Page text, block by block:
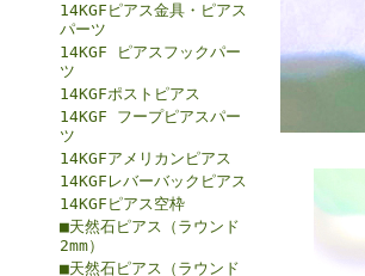
14KGFピアス金具・ピアス
パーツ
14KGF ピアスフックパー
ツ
14KGFポストピアス
14KGF フープピアスパー
ツ
14KGFアメリカンピアス
14KGFレバーバックピアス
14KGFピアス空枠
■天然石ピアス（ラウンド
2mm）
■天然石ピアス（ラウンド